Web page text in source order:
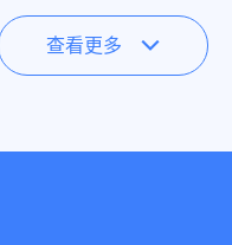
查看更多